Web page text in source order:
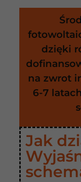
dzięki
na zwrot
6-7
Jak